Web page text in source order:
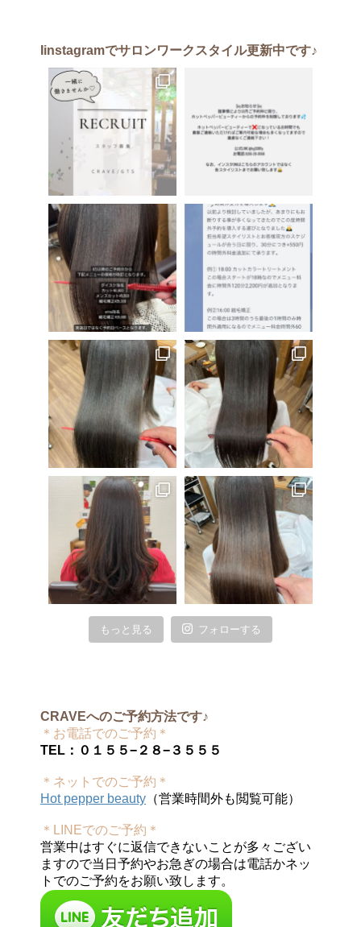
Iinstagramでサロンワークスタイル更新中です♪
もっと見る フォローする
CRAVEへのご予約方法です♪
＊お電話でのご予約＊
TEL：０１５５−２８−３５５５
＊ネットでのご予約＊
Hot pepper beauty （営業時間外も閲覧可能）
＊LINEでのご予約＊
営業中はすぐに返信できないことが多々ござい
ますので当日予約やお急ぎの場合は電話かネッ
トでのご予約をお願い致します。